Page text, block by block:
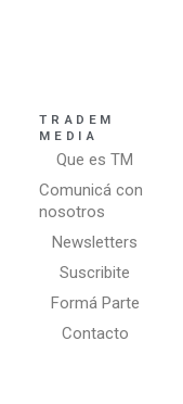
TRADEM
MEDIA
Que es TM
Comunicá con
nosotros
Newsletters
Suscribite
Formá Parte
Contacto